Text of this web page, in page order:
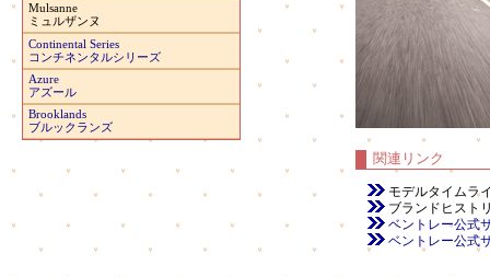
Mulsanne
ミュルザンヌ
Continental Series
コンチネンタルシリーズ
Azure
アズール
Brooklands
ブルックランズ
関連リンク
モデルタイムラ
ブランドヒスト
ベントレー公式
ベントレー公式